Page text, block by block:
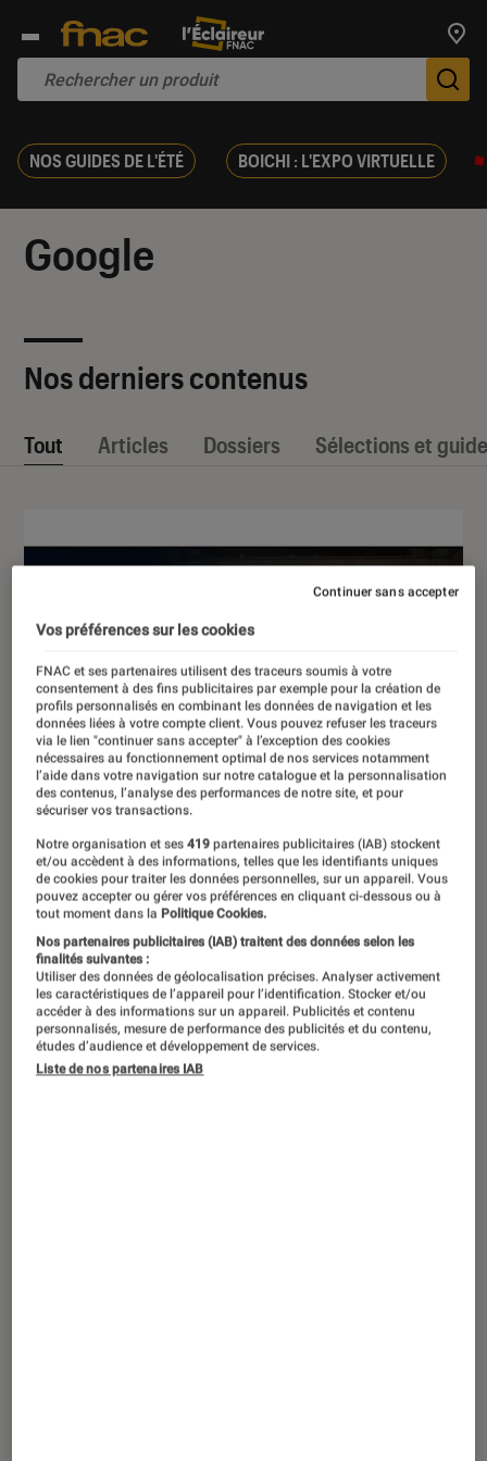
NOS GUIDES DE L'ÉTÉ BOICHI : L'EXPO VIRTUELLE
Google
Nos derniers contenus
Tout Articles Dossiers Sélections et
Android TV se rapproche de Google TV
pour sa nouvelle interface
ACTU
Acessoires vidéo • 04 fév. 2021
Vos préférences sur les cookies
FNAC et ses partenaires utilisent des traceurs soumis à votre
consentement à des fins publicitaires par exemple pour la création de
profils personnalisés en combinant les données de navigation et les
données liées à votre compte client. Vous pouvez refuser les traceurs
via le lien "continuer sans accepter" à l’exception des cookies
nécessaires au fonctionnement optimal de nos services notamment
l’aide dans votre navigation sur notre catalogue et la personnalisation
des contenus, l’analyse des performances de notre site, et pour
sécuriser vos transactions.
Notre organisation et ses419 partenaires publicitaires (IAB) stockent
et/ou accèdent à des informations, telles que les identifiants uniques
de cookies pour traiter les données personnelles, sur un appareil. Vous
pouvez accepter ou gérer vos préférences en cliquant ci-dessous ou à
tout moment dans la Politique Cookies.
Nos partenaires publicitaires (IAB) traitent des données selon les
finalités suivantes :
Utiliser des données de géolocalisation précises. Analyser activement
les caractéristiques de l’appareil pour l’identification. Stocker et/ou
accéder à des informations sur un appareil. Publicités et contenu
personnalisés, mesure de performance des publicités et du contenu,
études d’audience et développement de services.
Liste de nos partenaires IAB
Continuer sans accepter